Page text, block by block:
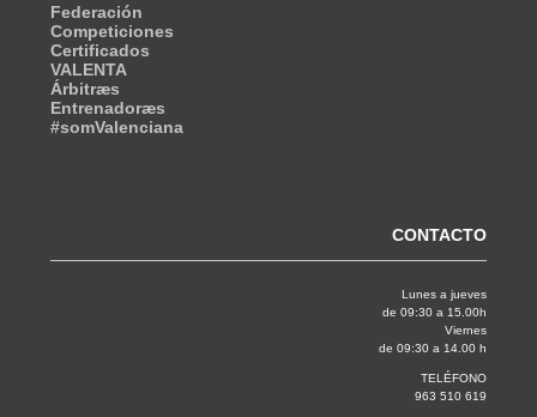
Federación
Competiciones
Certificados
VALENTA
Árbitræs
Entrenadoræs
#somValenciana
CONTACTO
Lunes a jueves
de 09:30 a 15.00h
Viernes
de 09:30 a 14.00 h
TELÉFONO
963 510 619